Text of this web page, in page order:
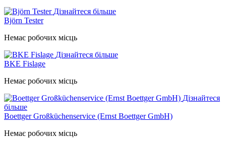
Дізнайтеся більше
Björn Tester
Немає робочих місць
Дізнайтеся більше
BKE Fislage
Немає робочих місць
Дізнайтеся
більше
Boettger Großküchenservice (Ernst Boettger GmbH)
Немає робочих місць